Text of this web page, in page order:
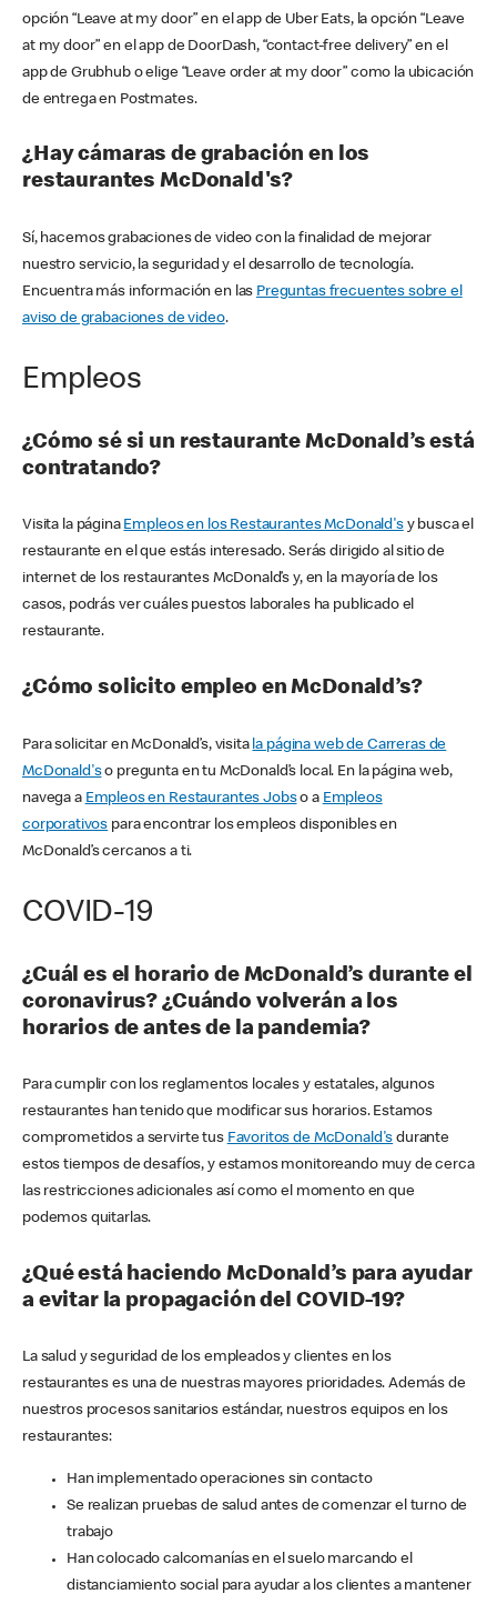
opción “Leave at my door” en el app de Uber Eats, la opción “Leave
at my door” en el app de DoorDash, “contact-free delivery” en el
app de Grubhub o elige “Leave order at my door” como la ubicación
de entrega en Postmates.
¿Hay cámaras de grabación en los
restaurantes McDonald's?
Sí, hacemos grabaciones de video con la finalidad de mejorar
nuestro servicio, la seguridad y el desarrollo de tecnología.
Encuentra más información en las Preguntas frecuentes sobre el
aviso de grabaciones de video.
Empleos
¿Cómo sé si un restaurante McDonald’s está
contratando?
Visita la página Empleos en los Restaurantes McDonald'sy busca el
restaurante en el que estás interesado. Serás dirigido al sitio de
internet de los restaurantes McDonald’s y, en la mayoría de los
casos, podrás ver cuáles puestos laborales ha publicado el
restaurante.
¿Cómo solicito empleo en McDonald’s?
Para solicitar en McDonald’s, visita la página web de Carreras de
McDonald'so pregunta en tu McDonald’s local. En la página web,
navega a Empleos en Restaurantes Jobso a Empleos
corporativos para encontrar los empleos disponibles en
McDonald’s cercanos a ti.
COVID-19
¿Cuál es el horario de McDonald’s durante el
coronavirus? ¿Cuándo volverán a los
horarios de antes de la pandemia?
Para cumplir con los reglamentos locales y estatales, algunos
restaurantes han tenido que modificar sus horarios. Estamos
comprometidos a servirte tus Favoritos de McDonald's durante
estos tiempos de desafíos, y estamos monitoreando muy de cerca
las restricciones adicionales así como el momento en que
podemos quitarlas.
¿Qué está haciendo McDonald’s para ayudar
a evitar la propagación del COVID-19?
La salud y seguridad de los empleados y clientes en los
restaurantes es una de nuestras mayores prioridades. Además de
nuestros procesos sanitarios estándar, nuestros equipos en los
restaurantes:
Han implementado operaciones sin contacto
Se realizan pruebas de salud antes de comenzar el turno de
trabajo
Han colocado calcomanías en el suelo marcando el
distanciamiento social para ayudar a los clientes a mantener